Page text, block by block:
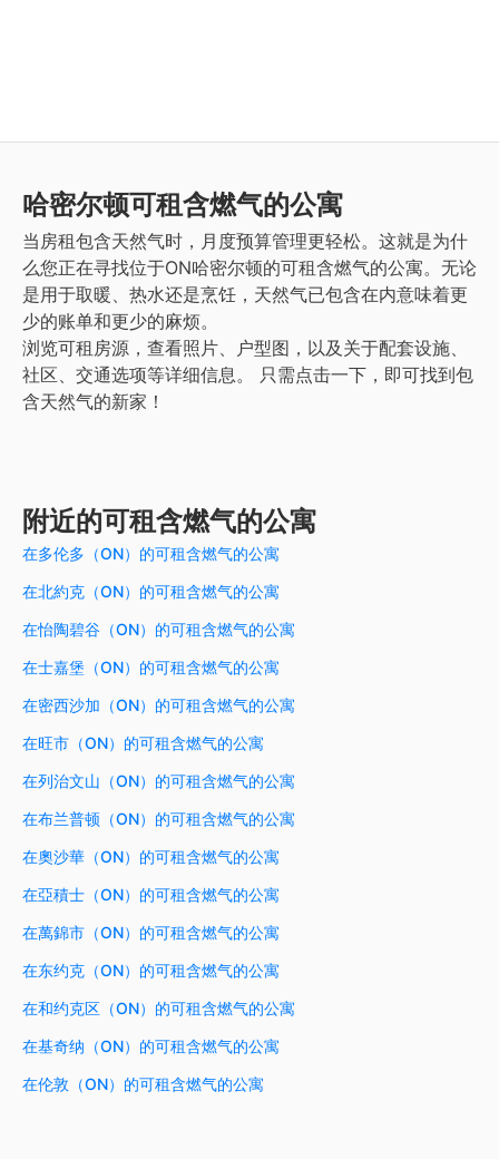
哈密尔顿可租含燃气的公寓
当房租包含天然气时，月度预算管理更轻松。这就是为什
么您正在寻找位于ON哈密尔顿的可租含燃气的公寓。无论
是用于取暖、热水还是烹饪，天然气已包含在内意味着更
少的账单和更少的麻烦。
浏览可租房源，查看照片、户型图，以及关于配套设施、
社区、交通选项等详细信息。
只需点击一下，即可找到包
含天然气的新家！
附近的可租含燃气的公寓
在多伦多（ON）的可租含燃气的公寓
在北約克（ON）的可租含燃气的公寓
在怡陶碧谷（ON）的可租含燃气的公寓
在士嘉堡（ON）的可租含燃气的公寓
在密西沙加（ON）的可租含燃气的公寓
在旺市（ON）的可租含燃气的公寓
在列治文山（ON）的可租含燃气的公寓
在布兰普顿（ON）的可租含燃气的公寓
在奧沙華（ON）的可租含燃气的公寓
在亞積士（ON）的可租含燃气的公寓
在萬錦市（ON）的可租含燃气的公寓
在东约克（ON）的可租含燃气的公寓
在和约克区（ON）的可租含燃气的公寓
在基奇纳（ON）的可租含燃气的公寓
在伦敦（ON）的可租含燃气的公寓